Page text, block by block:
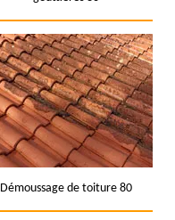
Démoussage de toiture 80